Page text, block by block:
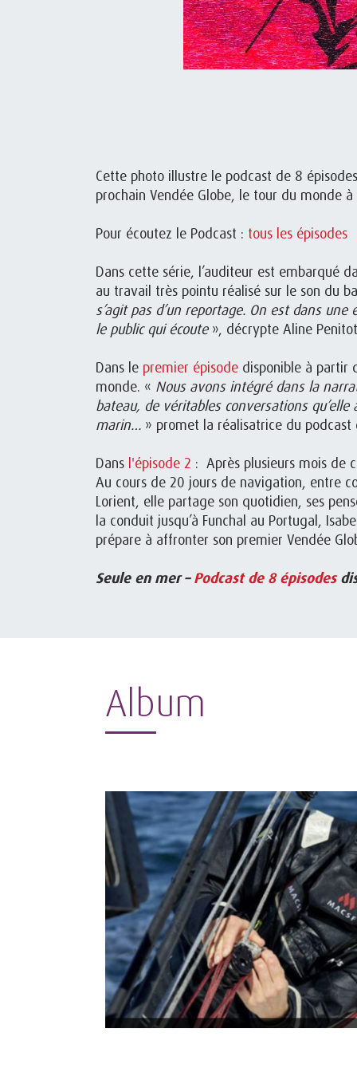
Cette photo illustre le podcast de 8
prochain Vendée Globe, le tour du monde
Pour écoutez le Podcast : tous les épisodes
Dans cette série, l’auditeur est embarqué
au travail très pointu réalisé sur le son du
s’agit pas d’un reportage. On est dans
le public qui écoute», décrypte Aline
Dans le premier épisode disponible à partir
monde. « Nous avons intégré dans la
bateau, de véritables conversations
marin… » promet la réalisatrice du
Dans l'épisode 2 : Après plusieurs mois de
Au cours de 20 jours de navigation, entre
Lorient, elle partage son quotidien, ses
la conduit jusqu’à Funchal au Portugal,
prépare à affronter son premier Vendée
Seule en mer –Podcast de 8 épisodes
Album